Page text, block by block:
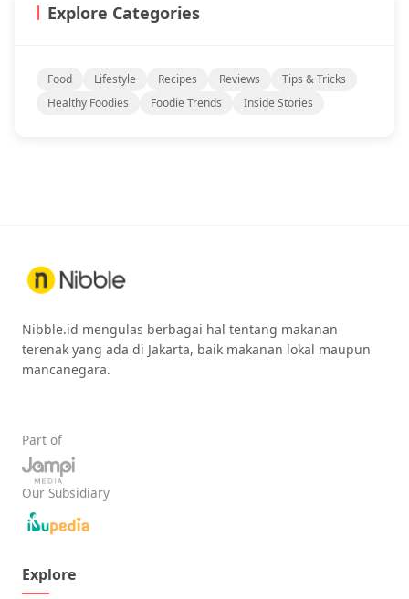
Explore Categories
Food Lifestyle Recipes Reviews
Tips & Tricks
Healthy Foodies
Foodie Trends Inside Stories
Nibble.id mengulas berbagai hal tentang makanan
terenak yang ada di Jakarta, baik makanan lokal maupun
mancanegara.
Part of
Our Subsidiary
Explore